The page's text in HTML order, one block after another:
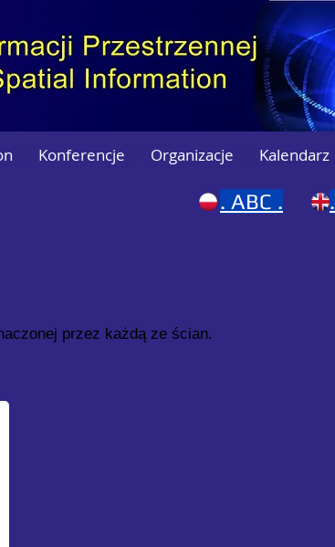
Konferencje Organizacje Kalendarz
. ABC . .
przez każdą ze ścian.